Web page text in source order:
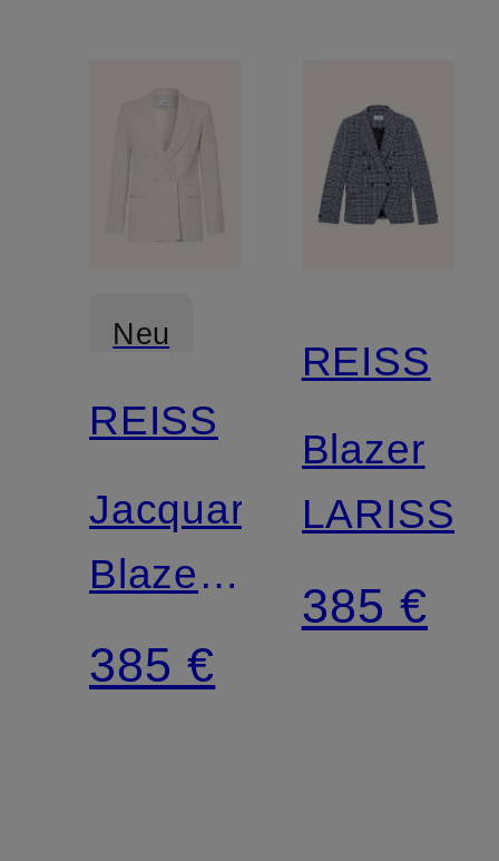
Neu
REISS
Jacquard-
Blazer
OTTIE
385 €
REISS
Blazer
LARISSA
385 €